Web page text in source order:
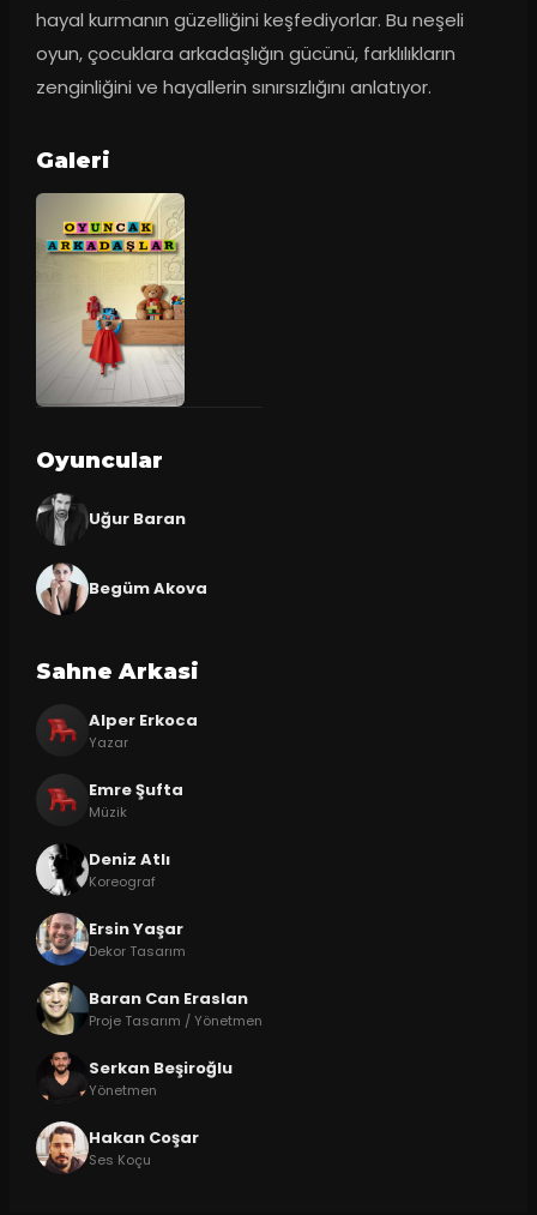
hayal kurmanın güzelliğini keşfediyorlar. Bu neşeli
oyun, çocuklara arkadaşlığın gücünü, farklılıkların
zenginliğini ve hayallerin sınırsızlığını anlatıyor.
Galeri
Oyuncular
Uğur Baran
Begüm Akova
Sahne Arkasi
Alper Erkoca
Yazar
Emre Şufta
Müzik
Deniz Atlı
Koreograf
Ersin Yaşar
Dekor Tasarım
Baran Can Eraslan
Proje Tasarım / Yönetmen
Serkan Beşiroğlu
Yönetmen
Hakan Coşar
Ses Koçu